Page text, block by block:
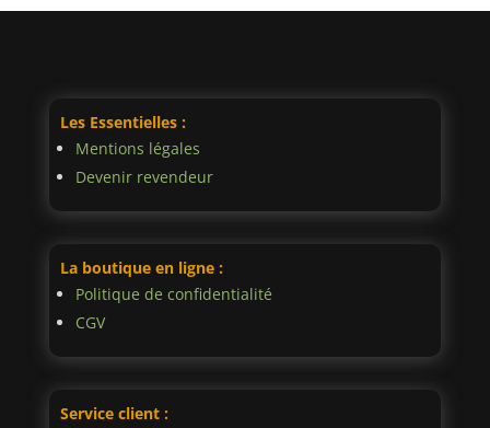
Les Essentielles :
Mentions légales
Devenir revendeur
La boutique en ligne :
Politique de confidentialité
CGV
Service client :